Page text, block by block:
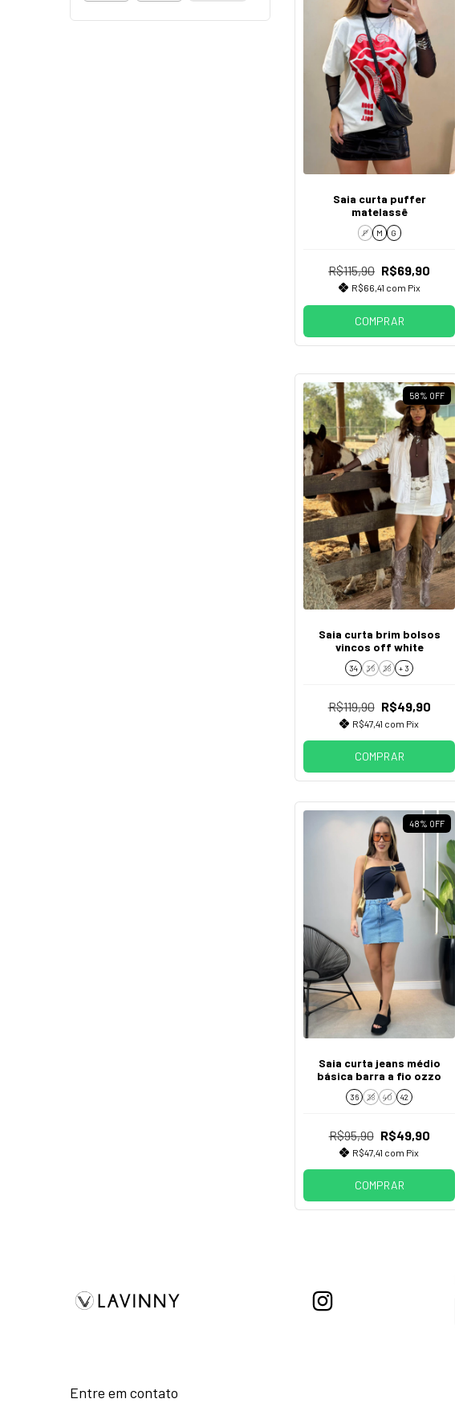
Saia curta puffer
matelassê
P M G
R$115,90 R$69,90
R$66,41 com Pix
COMPRAR
58% OFF
Saia curta brim bolsos
vincos off white
34 36 38 + 3
R$119,90 R$49,90
R$47,41 com Pix
COMPRAR
48% OFF
Saia curta jeans médio
básica barra a fio ozzo
36 38 40 42
R$95,90 R$49,90
R$47,41 com Pix
COMPRAR
Entre em contato